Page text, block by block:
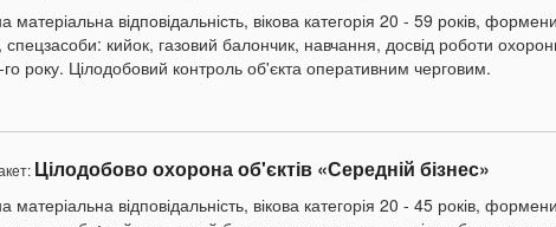
матеріальна відповідальність, вікова категорія 20 - 59 років,
спецзасоби: кийок, газовий балончик, навчання, досвід роботи
го року. Цілодобовий контроль об'єкта оперативним черговим.
Цілодобово охорона об'єктів «Середній бізнес»
матеріальна відповідальність, вікова категорія 20 - 45 років,